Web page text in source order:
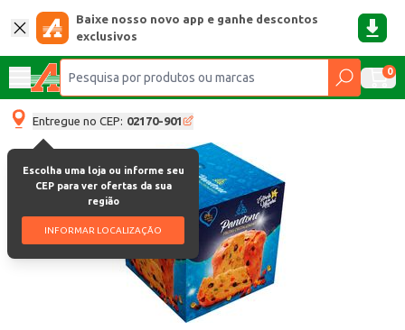
Baixe nosso novo app e ganhe descontos
exclusivos
0
Entregue no CEP: 02170-901
Escolha uma loja ou informe seu
CEP para ver ofertas da sua
região
INFORMAR LOCALIZAÇÃO